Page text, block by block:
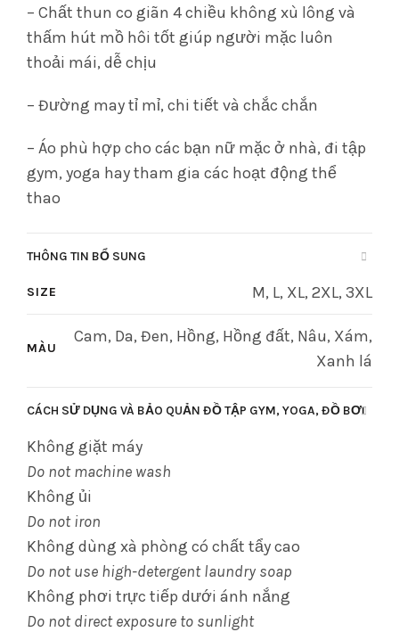
– Chất thun co giãn 4 chiều không xù lông và
thấm hút mồ hôi tốt giúp người mặc luôn
thoải mái, dễ chịu
– Đường may tỉ mỉ, chi tiết và chắc chắn
– Áo phù hợp cho các bạn nữ mặc ở nhà, đi tập
gym, yoga hay tham gia các hoạt động thể
thao
THÔNG TIN BỔ SUNG
SIZE M, L, XL, 2XL, 3XL
MÀU
Cam, Da, Đen, Hồng, Hồng đất, Nâu, Xám,
Xanh lá
CÁCH SỬ DỤNG VÀ BẢO QUẢN ĐỒ TẬP GYM, YOGA, ĐỒ BƠI
Không giặt máy
Do not machine wash
Không ủi
Do not iron
Không dùng xà phòng có chất tẩy cao
Do not use high-detergent laundry soap
Không phơi trực tiếp dưới ánh nắng
Do not direct exposure to sunlight